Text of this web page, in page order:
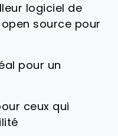
logiciel de
source pour
pour un
ceux qui